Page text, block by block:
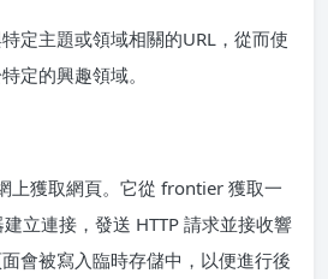
定主題或領域相關的URL，從而使
定的興趣領域。
上獲取網頁。它從 frontier 獲取一
立連接，發送 HTTP 請求並接收響
會被寫入臨時存儲中，以便進行後